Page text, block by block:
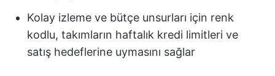
Kolay izleme ve bütçe unsurları için renk
kodlu, takımların haftalık kredi limitleri ve
satış hedeflerine uymasını sağlar